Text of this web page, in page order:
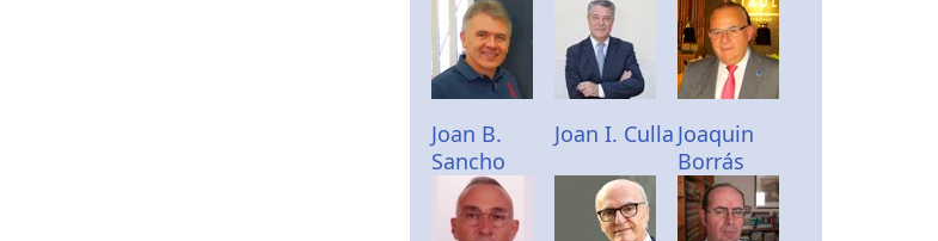
Joan B.
Sancho
Joan I. Culla Joaquin
Borrás